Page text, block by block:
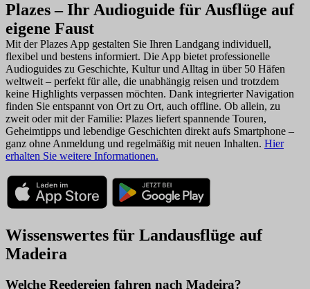
Plazes – Ihr Audioguide für Ausflüge auf
eigene Faust
Mit der Plazes App gestalten Sie Ihren Landgang individuell,
flexibel und bestens informiert. Die App bietet professionelle
Audioguides zu Geschichte, Kultur und Alltag in über 50 Häfen
weltweit – perfekt für alle, die unabhängig reisen und trotzdem
keine Highlights verpassen möchten. Dank integrierter Navigation
finden Sie entspannt von Ort zu Ort, auch offline. Ob allein, zu
zweit oder mit der Familie: Plazes liefert spannende Touren,
Geheimtipps und lebendige Geschichten direkt aufs Smartphone –
ganz ohne Anmeldung und regelmäßig mit neuen Inhalten. Hier
erhalten Sie weitere Informationen.
Wissenswertes für Landausflüge auf
Madeira
Welche Reedereien fahren nach Madeira?